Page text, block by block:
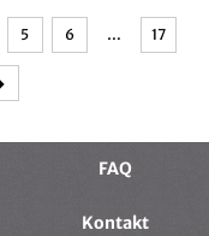
5 6 … 17
FAQ
Kontakt